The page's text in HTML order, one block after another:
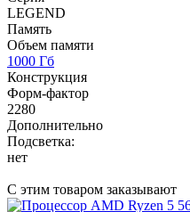
LEGEND
Память
Объем памяти
1000 Гб
Конструкция
Форм-фактор
2280
Дополнительно
Подсветка:
нет
С этим товаром заказывают